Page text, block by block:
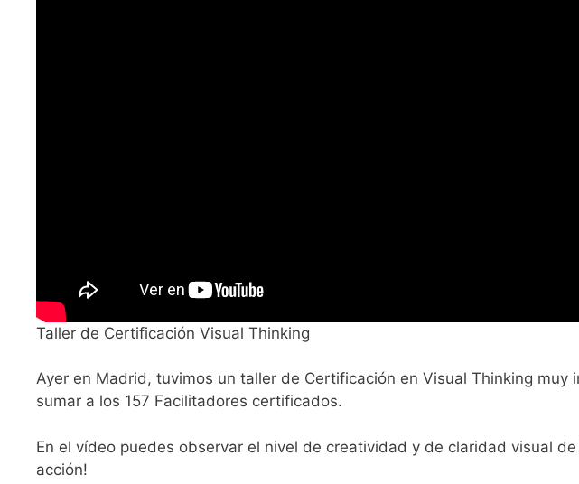
Taller de Certificación Visual Thinking
Ayer en Madrid, tuvimos un taller de Certificación en Visual Thinking muy
sumar a los 157 Facilitadores certificados.
En el vídeo puedes observar el nivel de creatividad y de claridad visual
acción!